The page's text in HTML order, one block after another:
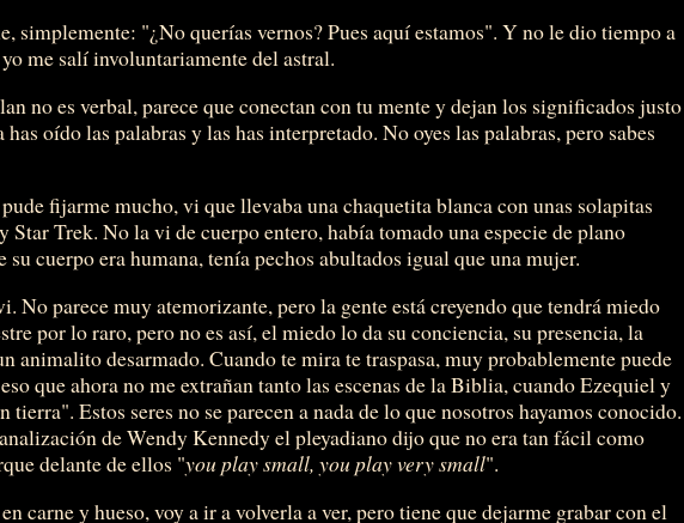
simplemente: "¿No querías vernos? Pues aquí estamos". Y no le dio tiempo a
me salí involuntariamente del astral.
no es verbal, parece que conectan con tu mente y dejan los significados justo
oído las palabras y las has interpretado. No oyes las palabras, pero sabes
fijarme mucho, vi que llevaba una chaquetita blanca con unas solapitas
Star Trek. No la vi de cuerpo entero, había tomado una especie de plano
su cuerpo era humana, tenía pechos abultados igual que una mujer.
No parece muy atemorizante, pero la gente está creyendo que tendrá miedo
por lo raro, pero no es así, el miedo lo da su conciencia, su presencia, la
animalito desarmado. Cuando te mira te traspasa, muy probablemente puede
que ahora no me extrañan tanto las escenas de la Biblia, cuando Ezequiel y
tierra". Estos seres no se parecen a nada de lo que nosotros hayamos conocido.
de Wendy Kennedy el pleyadiano dijo que no era tan fácil como
delante de ellos "you play small, you play very small".
carne y hueso, voy a ir a volverla a ver, pero tiene que dejarme grabar con el